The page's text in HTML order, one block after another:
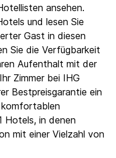
ansehen.
und lesen Sie
Gast in diesen
Sie die Verfügbarkeit
Aufenthalt mit der
Zimmer bei IHG
Bestpreisgarantie ein
Hotels, in denen
mit einer Vielzahl von